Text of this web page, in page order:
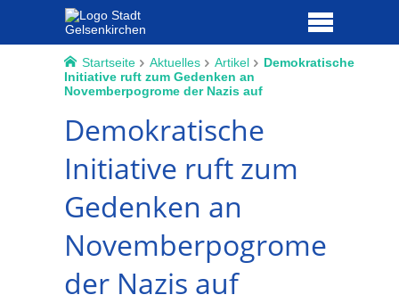
Startseite Aktuelles Artikel
Demokratische
Initiative ruft zum Gedenken an
Novemberpogrome der Nazis auf
Demokratische
Initiative ruft zum
Gedenken an
Novemberpogrome
der Nazis auf